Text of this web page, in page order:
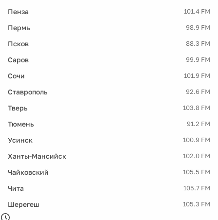
Пенза 101.4 FM
Пермь 98.9 FM
Псков 88.3 FM
Саров 99.9 FM
Сочи 101.9 FM
Ставрополь 92.6 FM
Тверь 103.8 FM
Тюмень 91.2 FM
Усинск 100.9 FM
Ханты-Мансийск 102.0 FM
Чайковский 105.5 FM
Чита 105.7 FM
Шерегеш 105.3 FM